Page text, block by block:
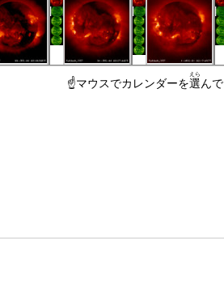
X線
「ようこう」
X線
☝マウスでカレンダーを選
えら
ん